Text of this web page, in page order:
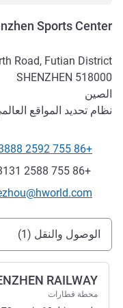
Sports Center
Road, Futian District
518000
SHENZHEN
الصين
نظام تحديد المواقع
الهاتف
+86 755 2592 3888
فاكس
+86 755 2588 3131
تواصل معنا عبر البريد
الوصول والتنقل
الوصول والنقل (1)
RAILWAY
محطة قطارات